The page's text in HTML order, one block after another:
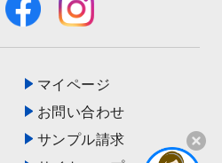
マイページ
お問い合わせ
サンプル請求